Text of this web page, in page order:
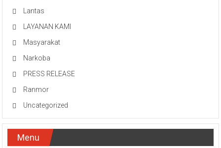
Lantas
LAYANAN KAMI
Masyarakat
Narkoba
PRESS RELEASE
Ranmor
Uncategorized
Menu